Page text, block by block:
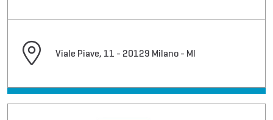
Viale Piave, 11 - 20129 Milano - MI